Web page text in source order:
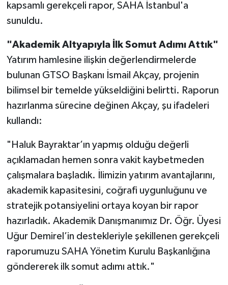
kapsamlı gerekçeli rapor, SAHA İstanbul'a
sunuldu.
"Akademik Altyapıyla İlk Somut Adımı Attık"
Yatırım hamlesine ilişkin değerlendirmelerde
bulunan GTSO Başkanı İsmail Akçay, projenin
bilimsel bir temelde yükseldiğini belirtti. Raporun
hazırlanma sürecine değinen Akçay, şu ifadeleri
kullandı:
"Haluk Bayraktar’ın yapmış olduğu değerli
açıklamadan hemen sonra vakit kaybetmeden
çalışmalara başladık. İlimizin yatırım avantajlarını,
akademik kapasitesini, coğrafi uygunluğunu ve
stratejik potansiyelini ortaya koyan bir rapor
hazırladık. Akademik Danışmanımız Dr. Öğr. Üyesi
Uğur Demirel’in destekleriyle şekillenen gerekçeli
raporumuzu SAHA Yönetim Kurulu Başkanlığına
göndererek ilk somut adımı attık."